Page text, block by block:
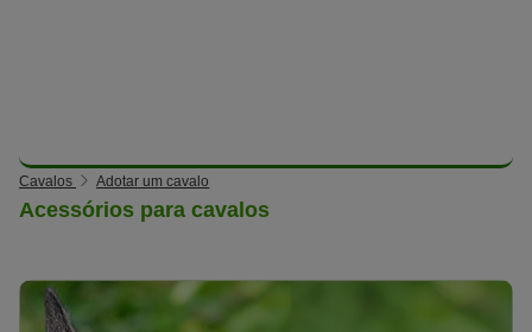
Cavalos Adotar um cavalo
Acessórios para cavalos